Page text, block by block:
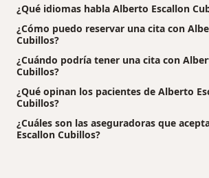
¿Qué idiomas habla Alberto Escallon
¿Cómo puedo reservar una cita con
Cubillos?
¿Cuándo podría tener una cita con
Cubillos?
¿Qué opinan los pacientes de Alberto
Cubillos?
¿Cuáles son las aseguradoras que
Escallon Cubillos?